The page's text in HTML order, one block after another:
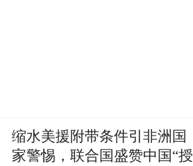
缩水美援附带条件引非洲国
家警惕，联合国盛赞中国“授